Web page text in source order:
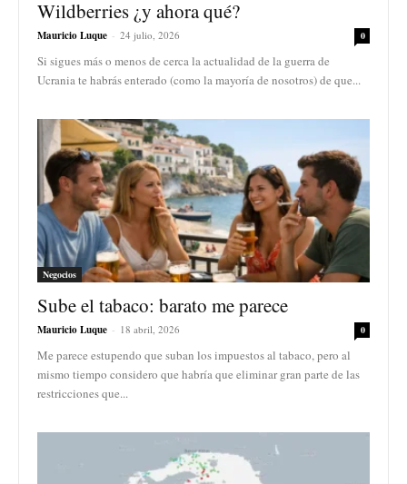
Wildberries ¿y ahora qué?
Mauricio Luque - 24 julio, 2026 0
Si sigues más o menos de cerca la actualidad de la guerra de
Ucrania te habrás enterado (como la mayoría de nosotros) de que...
Negocios
Sube el tabaco: barato me parece
Mauricio Luque - 18 abril, 2026 0
Me parece estupendo que suban los impuestos al tabaco, pero al
mismo tiempo considero que habría que eliminar gran parte de las
restricciones que...